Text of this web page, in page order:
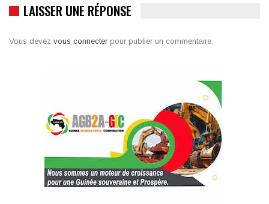
LAISSER UNE RÉPONSE
Vous devez vous connecter pour publier un commentaire.